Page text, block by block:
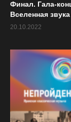
Финал. Гала-
Вселенная
20.10.2022